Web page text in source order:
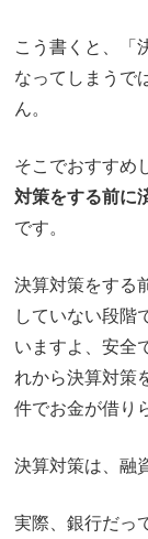
こう書くと、「
なってしまうで
ん。
そこでおすすめ
対策をする前に
です。
決算対策をする
していない段階
いますよ、安全
れから決算対策
件でお金が借り
決算対策は、融
実際、銀行だっ